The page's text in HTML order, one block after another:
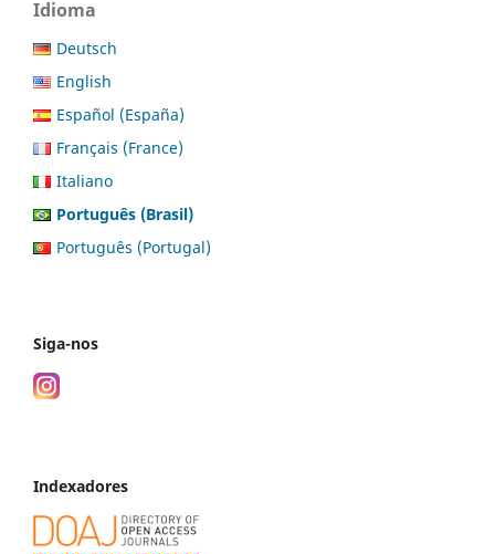
Idioma
Deutsch
English
Español (España)
Français (France)
Italiano
Português (Brasil)
Português (Portugal)
Siga-nos
Indexadores